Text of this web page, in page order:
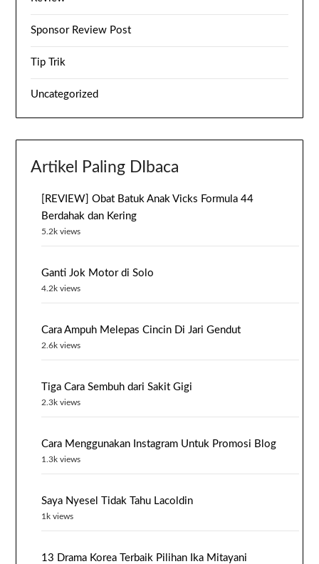
Sponsor Review Post
Tip Trik
Uncategorized
Artikel Paling DIbaca
[REVIEW] Obat Batuk Anak Vicks Formula 44
Berdahak dan Kering
5.2k views
Ganti Jok Motor di Solo
4.2k views
Cara Ampuh Melepas Cincin Di Jari Gendut
2.6k views
Tiga Cara Sembuh dari Sakit Gigi
2.3k views
Cara Menggunakan Instagram Untuk Promosi Blog
1.3k views
Saya Nyesel Tidak Tahu Lacoldin
1k views
13 Drama Korea Terbaik Pilihan Ika Mitayani